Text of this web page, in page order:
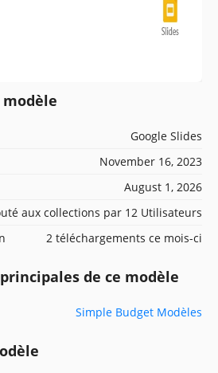
Google Slides
November 16, 2023
August 1, 2026
aux collections par 12 Utilisateurs
2 téléchargements ce mois-ci
de ce modèle
Simple Budget Modèles